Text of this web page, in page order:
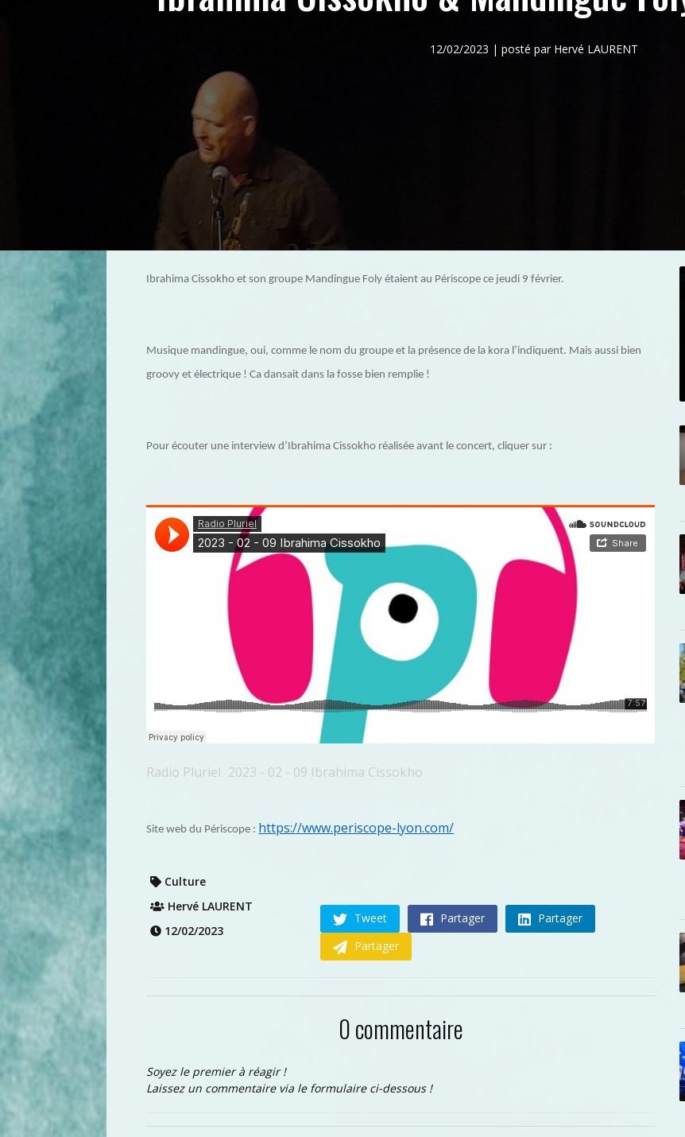
12/02/2023 | posté par Hervé LAURENT
Ibrahima Cissokho et son groupe Mandingue Foly étaient au Périscope ce jeudi 9 février.
Musique mandingue, oui, comme le nom du groupe et la présence de la kora l’indiquent. Mais aussi bien
groovy et électrique ! Ca dansait dans la fosse bien remplie !
Pour écouter une interview d’Ibrahima Cissokho réalisée avant le concert, cliquer sur :
Radio Pluriel · 2023 - 02 - 09 Ibrahima Cissokho
Site web du Périscope : https://www.periscope-lyon.com/
Culture
Hervé LAURENT
12/02/2023
Tweet Partager
Partager
Partager
0 commentaire
Soyez le premier à réagir !
Laissez un commentaire via le formulaire ci-dessous !